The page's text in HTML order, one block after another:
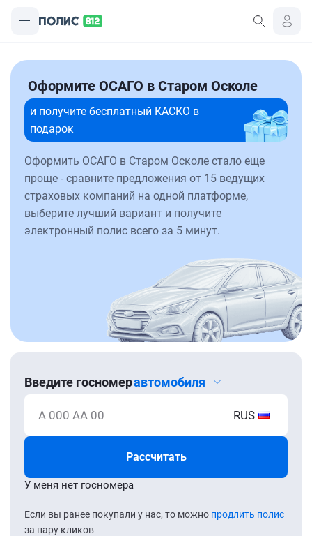
Оформите ОСАГО в Старом Осколе
и получите бесплатный КАСКО в
подарок
Оформить ОСАГО в Старом Осколе стало еще
проще - сравните предложения от 15 ведущих
страховых компаний на одной платформе,
выберите лучший вариант и получите
электронный полис всего за 5 минут.
Введите госномеравтомобиля
А 000 АА 00 RUS
Рассчитать
Если вы ранее покупали у нас, то можно продлить полис
за пару кликов
У меня нет госномера